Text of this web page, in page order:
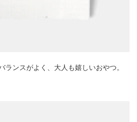
ランスがよく、大人も嬉しいおやつ。